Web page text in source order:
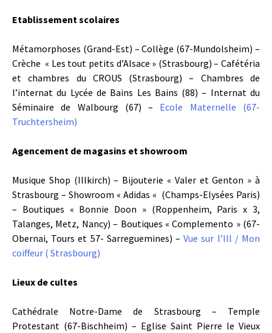
Etablissement scolaires
Métamorphoses (Grand-Est) – Collège (67-Mundolsheim) –
Crèche « Les tout petits d’Alsace » (Strasbourg) – Cafétéria
et chambres du CROUS (Strasbourg) – Chambres de
l’internat du Lycée de Bains Les Bains (88) – Internat du
Séminaire de Walbourg (67) – Ecole Maternelle (67-
Truchtersheim)
Agencement de magasins et showroom
Musique Shop (Illkirch) – Bijouterie « Valer et Genton » à
Strasbourg – Showroom « Adidas « (Champs-Elysées Paris)
– Boutiques « Bonnie Doon » (Roppenheim, Paris x 3,
Talanges, Metz, Nancy) – Boutiques « Complemento » (67-
Obernai, Tours et 57- Sarreguemines) –Vue sur l’Ill / Mon
coiffeur ( Strasbourg)
Lieux de cultes
Cathédrale Notre-Dame de Strasbourg – Temple
Protestant (67-Bischheim) – Eglise Saint Pierre le Vieux